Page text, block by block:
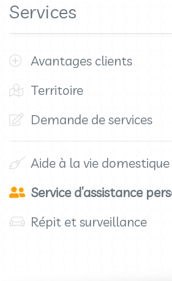
Services
Avantages clients
Territoire
Demande de services
Aide à la vie domestique
Service d’assistance
Répit et surveillance